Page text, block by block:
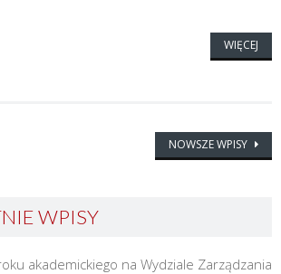
WIĘCEJ
NOWSZE WPISY
WPISY
akademickiego na Wydziale Zarządzania